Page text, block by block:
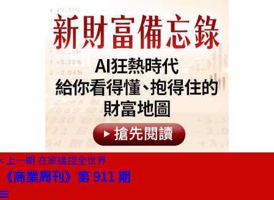
上一期 在家遙控全世界
《商業周刊》第 911 期